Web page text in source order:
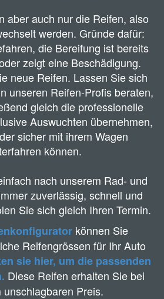
aber auch nur die Reifen, also
werden. Gründe dafür:
die Bereifung ist bereits
zeigt eine Beschädigung.
neue Reifen. Lassen Sie sich
unseren Reifen-Profis beraten,
gleich die professionelle
Auswuchten übernehmen,
sicher mit ihrem Wagen
können.
nach unserem Rad- und
zuverlässig, schnell und
Sie sich gleich Ihren Termin.
können Sie
Reifengrössen für Ihr Auto
sie hier, um die passenden
Diese Reifen erhalten Sie bei
unschlagbaren Preis.